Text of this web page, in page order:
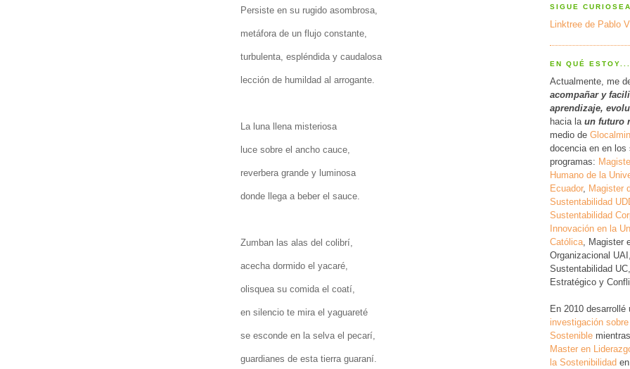
Persiste en su rugido asombrosa,
metáfora de un flujo constante,
turbulenta, espléndida y caudalosa
lección de humildad al arrogante.
La luna llena misteriosa
luce sobre el ancho cauce,
reverbera grande y luminosa
donde llega a beber el sauce.
Zumban las alas del colibrí,
acecha dormido el yacaré,
olisquea su comida el coatí,
en silencio te mira el yaguareté
se esconde en la selva el pecarí,
guardianes de esta tierra guaraní.
SIGUE
Linktree de Pablo
EN QUÉ ESTOY...
Actualmente, me
acompañar y
aprendizaje,
hacia la un futuro
medio de
docencia en en los
programas:
Humano de la
Ecuador, Magister
Sustentabilidad
Sustentabilidad
Innovación en la
Católica , Magister
Organizacional
Sustentabilidad
Estratégico y
En 2010 desarrollé
investigación
Sostenible
Master en
la Sostenibilidad